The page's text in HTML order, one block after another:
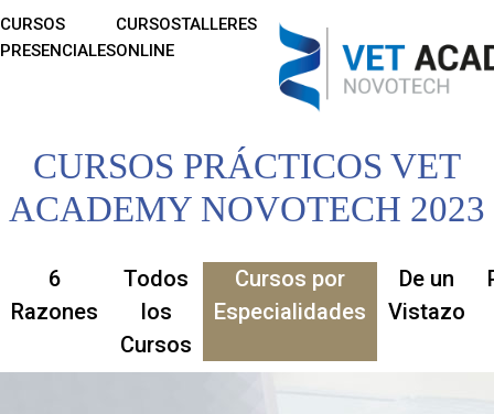
CURSOS
PRESENCIALES
CURSOS
ONLINE
TALLERES
CURSOS PRÁCTICOS VET
ACADEMY NOVOTECH 2023
6
Razones
Todos
los
Cursos
Cursos por
Especialidades
De un
Vistazo